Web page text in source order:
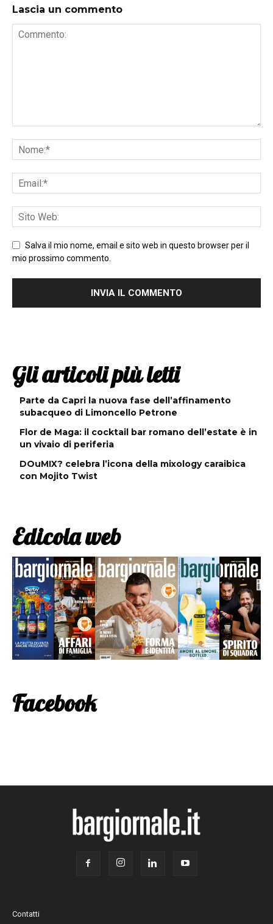
Lascia un commento
Salva il mio nome, email e sito web in questo browser per il
mio prossimo commento.
Gli articoli più letti
Parte da Capri la nuova fase dell’affinamento
subacqueo di Limoncello Petrone
Flor de Maga: il cocktail bar romano dell’estate è in
un vivaio di periferia
DOuMIX? celebra l’icona della mixology caraibica
con Mojito Twist
Edicola web
Facebook
Contatti